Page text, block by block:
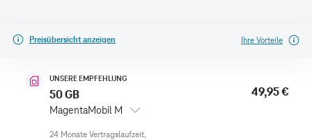
Preisübersicht anzeigen Ihre Vorteile
UNSERE EMPFEHLUNG
50 GB
MagentaMobil M
49,95 €